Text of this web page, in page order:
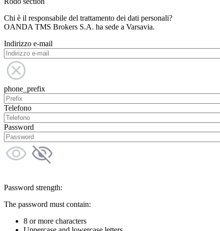
Chi è il responsabile del trattamento dei dati personali?
OANDA TMS Brokers S.A. ha sede a Varsavia.
Indirizzo e-mail
phone_prefix
Telefono
Password
Password strength:
The password must contain:
8 or more characters